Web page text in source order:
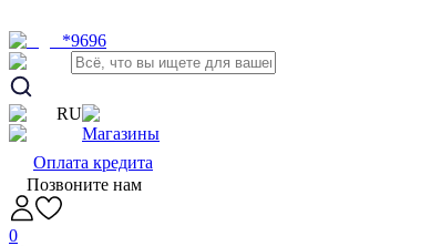
*9696
RU
Магазины
Оплата кредита
Позвоните нам
0